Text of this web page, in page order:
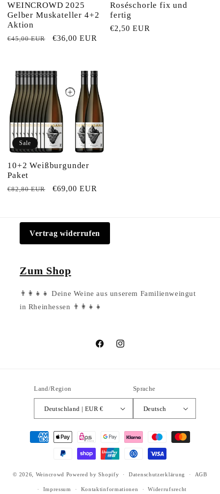
WEINCROWD 2025
Gelber Muskateller 4+2
Aktion
Normaler
€45,00 EUR Verkaufspreis
€36,00 EUR
Roséschorle fix und
fertig
Normaler
€2,50 EUR
Sale
10+2 Weißburgunder
Paket
Normaler
€82,80 EUR Verkaufspreis
€69,00 EUR
Vertrag widerrufen
Zum Shop
👨‍👩‍👧‍👧 Deine Weine aus unserem Familienweingut
in Rheinhessen 👨‍👩‍👧‍👧
FacebookInstagram
Land/Region
Deutschland | EUR €
Sprache
Deutsch
Zahlungsmethoden
© 2026, Weincrowd Powered by Shopify Datenschutzerklärung AGB
Impressum Kontaktinformationen Widerrufsrecht